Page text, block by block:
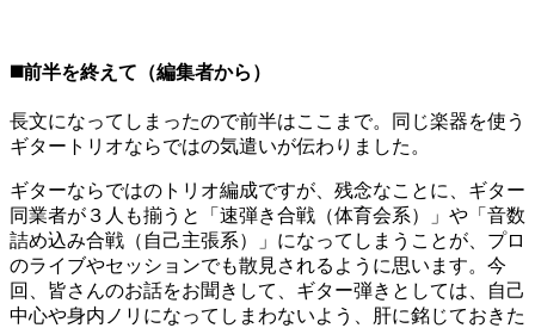
◼️前半を終えて（編集者から）
長文になってしまったので前半はここまで。同じ楽器を使う
ギタートリオならではの気遣いが伝わりました。
ギターならではのトリオ編成ですが、残念なことに、ギター
同業者が３人も揃うと「速弾き合戦（体育会系）」や「音数
詰め込み合戦（自己主張系）」になってしまうことが、プロ
のライブやセッションでも散見されるように思います。今
回、皆さんのお話をお聞きして、ギター弾きとしては、自己
中心や身内ノリになってしまわないよう、肝に銘じておきた